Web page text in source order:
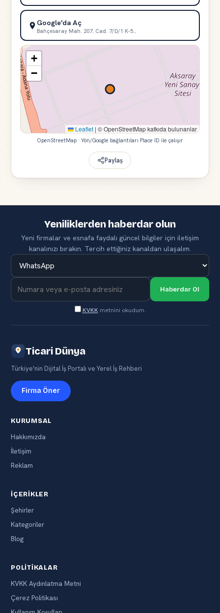
Google'da Aç
Bahçesaray Mah. 207. Cad. 7/D/1 K-5…
+
−
Leaflet | © OpenStreetMap katkıda bulunanlar
OpenStreetMap · Yön/Google bağlantıları Place ID ile çalışır
Paylaş
Yeniliklerden haberdar olun
Yeni firmalar ve esnafa faydalı güncel bilgiler için iletişim
kanalınızı bırakın. Tercih ettiğiniz kanaldan ulaşalım.
Haberdar Ol
KVKK metnini okudum.
Ticari Dünya
Türkiye'nin Dijital İş Portalı ve Yerel İş Rehberi
Firma Öner
KURUMSAL
Hakkımızda
İletişim
Reklam
İÇERIKLER
Şehirler
Kategoriler
Blog
POLITIKALAR
KVKK Aydınlatma Metni
Çerez Politikası